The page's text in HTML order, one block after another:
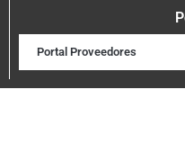
Portal Proveedores